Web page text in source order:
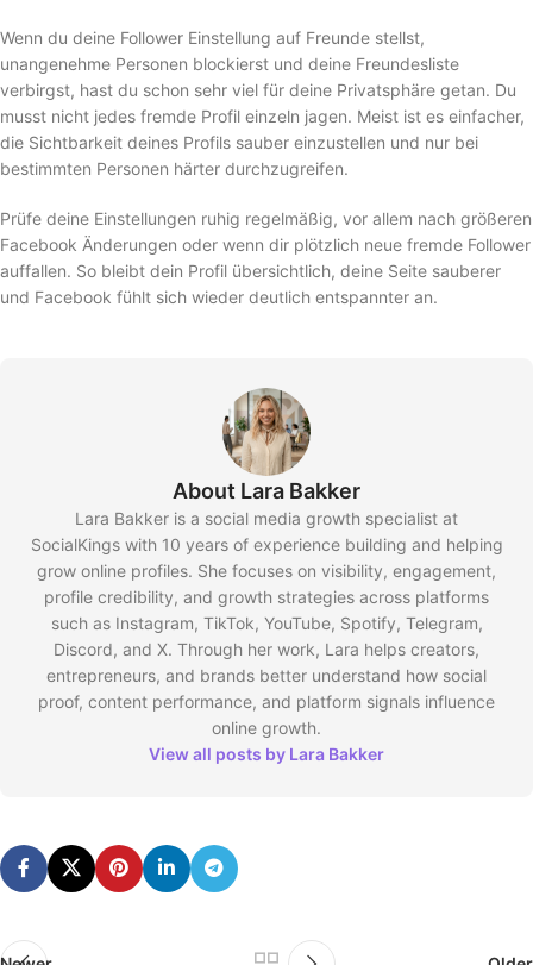
Wenn du deine Follower Einstellung auf Freunde stellst,
unangenehme Personen blockierst und deine Freundesliste
verbirgst, hast du schon sehr viel für deine Privatsphäre getan. Du
musst nicht jedes fremde Profil einzeln jagen. Meist ist es einfacher,
die Sichtbarkeit deines Profils sauber einzustellen und nur bei
bestimmten Personen härter durchzugreifen.
Prüfe deine Einstellungen ruhig regelmäßig, vor allem nach größeren
Facebook Änderungen oder wenn dir plötzlich neue fremde Follower
auffallen. So bleibt dein Profil übersichtlich, deine Seite sauberer
und Facebook fühlt sich wieder deutlich entspannter an.
About Lara Bakker
Lara Bakker is a social media growth specialist at
SocialKings with 10 years of experience building and helping
grow online profiles. She focuses on visibility, engagement,
profile credibility, and growth strategies across platforms
such as Instagram, TikTok, YouTube, Spotify, Telegram,
Discord, and X. Through her work, Lara helps creators,
entrepreneurs, and brands better understand how social
proof, content performance, and platform signals influence
online growth.
View all posts by Lara Bakker